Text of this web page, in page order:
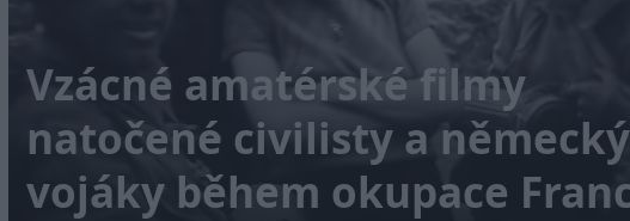
Vzácné amatérské filmy
natočené civilisty a
vojáky během okupace